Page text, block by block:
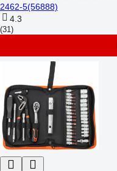
2462-5(56888)
4.3
(31)